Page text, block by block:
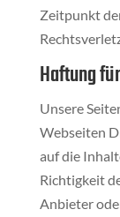
Zeitpunkt
Haftung
Unsere
Webseiten
auf die
Richtigkeit
Anbieter